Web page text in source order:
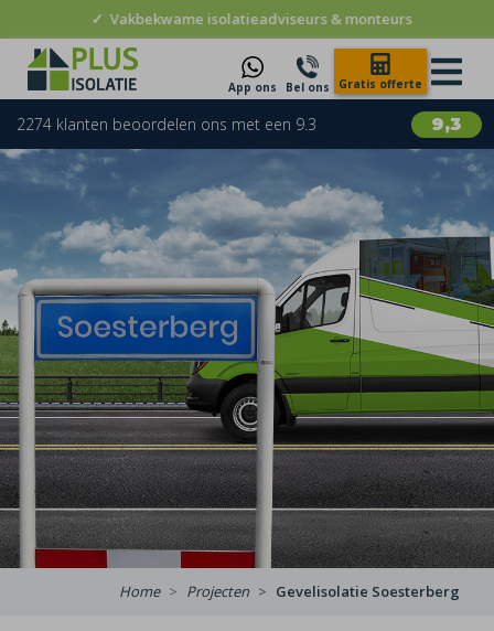
✓ Vakbekwame isolatieadviseurs & monteurs
App ons Bel ons Gratis offerte
9,3
2274 klanten beoordelen ons met een 9.3
Home Projecten Gevelisolatie Soesterberg